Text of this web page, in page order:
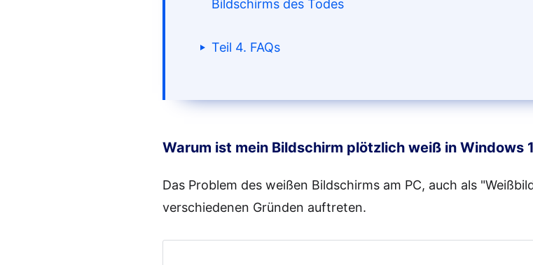
Methode 5. Starten Sie Ihren PC im abgesicherten
Methode 7. SFC-Befehl ausführen
Bildschirms des Todes
Teil 4. FAQs
Warum ist mein Bildschirm plötzlich weiß in Windows
Das Problem des weißen Bildschirms am PC, auch als
verschiedenen Gründen auftreten.